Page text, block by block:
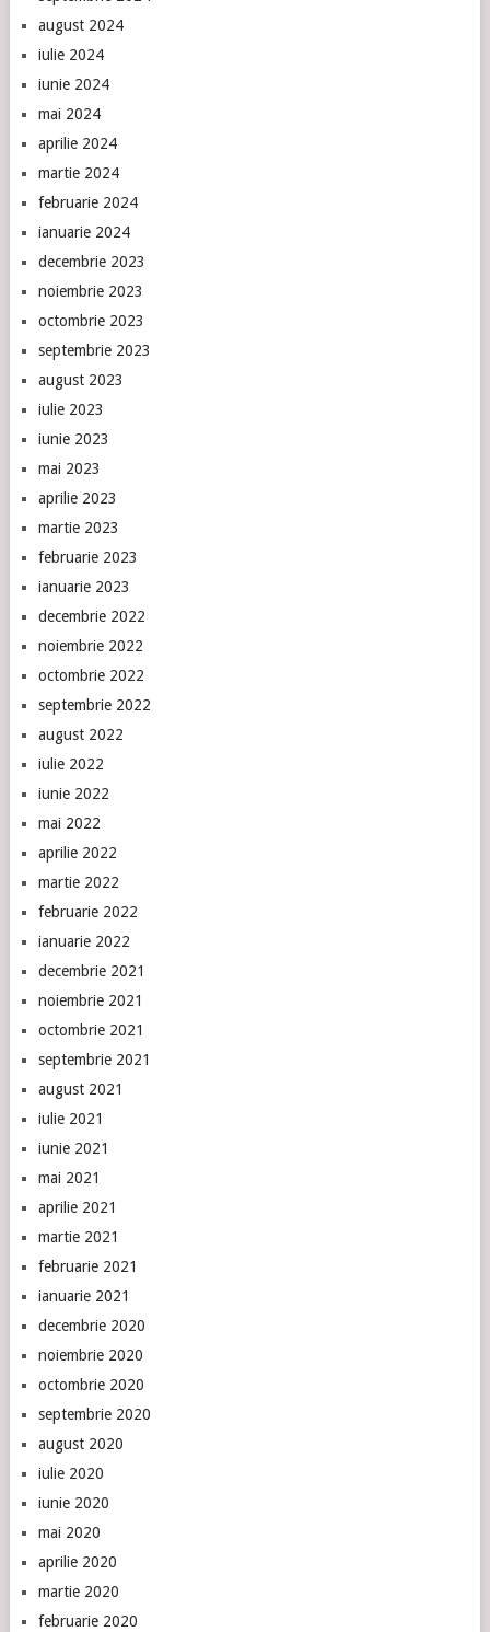
august 2024
iulie 2024
iunie 2024
mai 2024
aprilie 2024
martie 2024
februarie 2024
ianuarie 2024
decembrie 2023
noiembrie 2023
octombrie 2023
septembrie 2023
august 2023
iulie 2023
iunie 2023
mai 2023
aprilie 2023
martie 2023
februarie 2023
ianuarie 2023
decembrie 2022
noiembrie 2022
octombrie 2022
septembrie 2022
august 2022
iulie 2022
iunie 2022
mai 2022
aprilie 2022
martie 2022
februarie 2022
ianuarie 2022
decembrie 2021
noiembrie 2021
octombrie 2021
septembrie 2021
august 2021
iulie 2021
iunie 2021
mai 2021
aprilie 2021
martie 2021
februarie 2021
ianuarie 2021
decembrie 2020
noiembrie 2020
octombrie 2020
septembrie 2020
august 2020
iulie 2020
iunie 2020
mai 2020
aprilie 2020
martie 2020
februarie 2020